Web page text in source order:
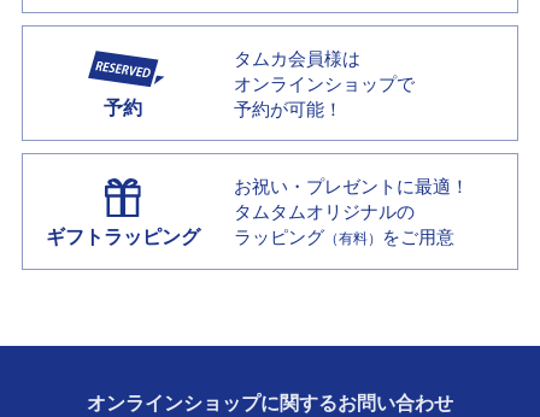
予約
タムカ会員様は
オンラインショップで
予約が可能！
ギフトラッピング
お祝い・プレゼントに最適！
タムタムオリジナルの
ラッピング （有料） をご用意
オンラインショップに関するお問い合わせ